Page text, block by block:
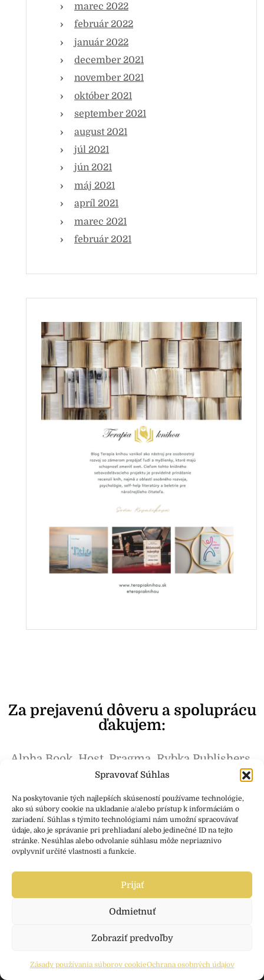
Spravovať Súhlas
Na poskytovanie tých najlepších skúseností používame technológie,
ako sú súbory cookie na ukladanie a/alebo prístup k informáciám o
zariadení. Súhlas s týmito technológiami nám umožní spracovávať
údaje, ako je správanie pri prehliadaní alebo jedinečné ID na tejto
stránke. Nesúhlas alebo odvolanie súhlasu môže nepriaznivo
ovplyvniť určité vlastnosti a funkcie.
Prijať
Odmietnuť
Zobraziť predvoľby
Zásady používania súborov cookieOchrana osobných údajov
marec 2022
február 2022
január 2022
december 2021
november 2021
október 2021
september 2021
august 2021
júl 2021
jún 2021
máj 2021
apríl 2021
marec 2021
február 2021
Za prejavenú dôveru a spoluprácu
ďakujem:
Alpha Book, Host, Pragma, Rybka Publishers,
Antikvariát Čierne na Bielom
Články vo forme recenzií kníh sú publikované so
súhlasom autorských práv vydavateľstiev